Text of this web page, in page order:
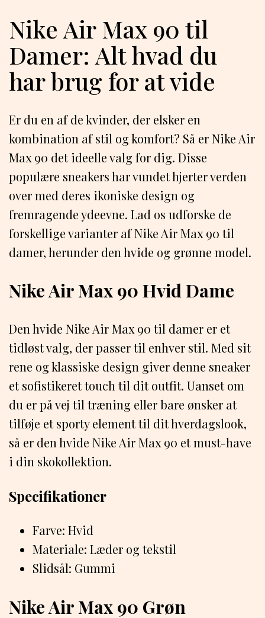
Nike Air Max 90 til
Damer: Alt hvad du
har brug for at vide
Er du en af de kvinder, der elsker en
kombination af stil og komfort? Så er Nike Air
Max 90 det ideelle valg for dig. Disse
populære sneakers har vundet hjerter verden
over med deres ikoniske design og
fremragende ydeevne. Lad os udforske de
forskellige varianter af Nike Air Max 90 til
damer, herunder den hvide og grønne model.
Nike Air Max 90 Hvid Dame
Den hvide Nike Air Max 90 til damer er et
tidløst valg, der passer til enhver stil. Med sit
rene og klassiske design giver denne sneaker
et sofistikeret touch til dit outfit. Uanset om
du er på vej til træning eller bare ønsker at
tilføje et sporty element til dit hverdagslook,
så er den hvide Nike Air Max 90 et must-have
i din skokollektion.
Specifikationer
Farve: Hvid
Materiale: Læder og tekstil
Slidsål: Gummi
Nike Air Max 90 Grøn